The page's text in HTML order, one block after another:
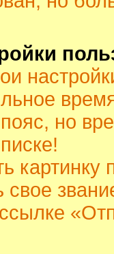
но
свое